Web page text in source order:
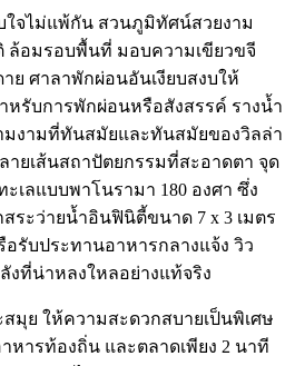
จไม่แพ้กัน สวนภูมิทัศน์สวยงาม
ล้อมรอบพื้นที่ มอบความเขียวขจี
ย ศาลาพักผ่อนอันเงียบสงบให้
หรับการพักผ่อนหรือสังสรรค์ รางน้ำ
งามที่ทันสมัยและทันสมัยของวิลล่า
ายเส้นสถาปัตยกรรมที่สะอาดตา จุด
เลแบบพาโนรามา 180 องศา ซึ่ง
ระว่ายน้ำอินฟินิตี้ขนาด 7 x 3 เมตร
รับประทานอาหารกลางแจ้ง วิว
งที่น่าหลงใหลอย่างแท้จริง
สมุย ให้ความสะดวกสบายเป็นพิเศษ
หารท้องถิ่น และตลาดเพียง 2 นาที